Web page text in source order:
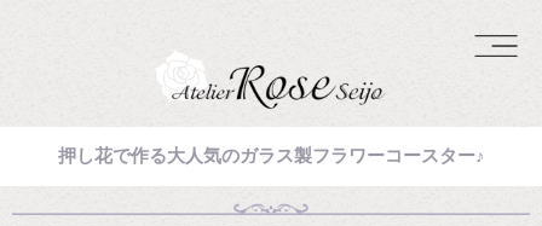
押し花で作る大人気のガラス製フラワーコースター♪